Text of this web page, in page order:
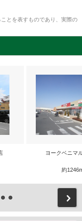
とを表すものであり、実際の
ヨークベニマ
約